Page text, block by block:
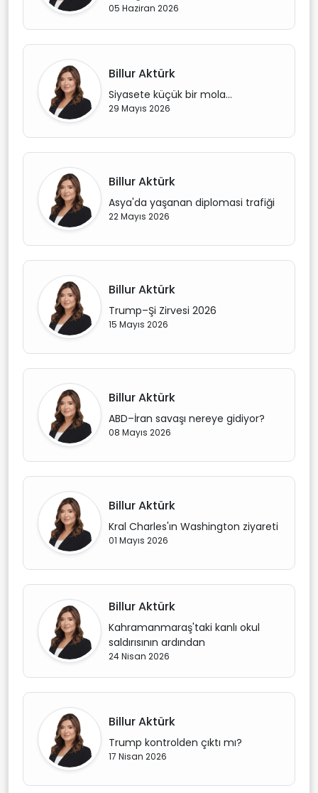
05 Haziran 2026
Billur Aktürk
Siyasete küçük bir mola...
29 Mayıs 2026
Billur Aktürk
Asya'da yaşanan diplomasi trafiği
22 Mayıs 2026
Billur Aktürk
Trump–Şi Zirvesi 2026
15 Mayıs 2026
Billur Aktürk
ABD–İran savaşı nereye gidiyor?
08 Mayıs 2026
Billur Aktürk
Kral Charles'ın Washington ziyareti
01 Mayıs 2026
Billur Aktürk
Kahramanmaraş'taki kanlı okul
saldırısının ardından
24 Nisan 2026
Billur Aktürk
Trump kontrolden çıktı mı?
17 Nisan 2026